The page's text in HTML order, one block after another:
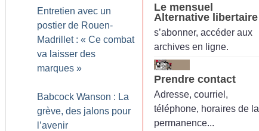
Entretien avec un
postier de Rouen-
Madrillet : « Ce combat
va laisser des
marques »
Babcock Wanson : La
grève, des jalons pour
l’avenir
Le mensuel
Alternative libertaire
s’abonner, accéder aux
archives en ligne.
Prendre contact
Adresse, courriel,
téléphone, horaires de la
permanence...